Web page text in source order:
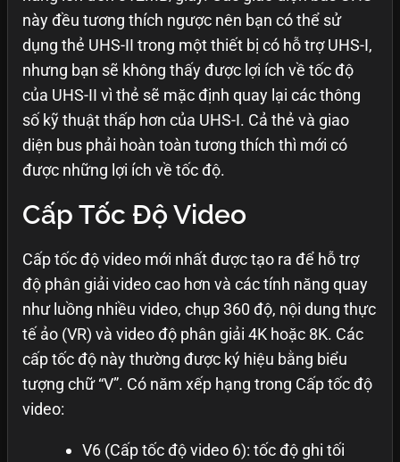
này đều tương thích ngược nên bạn có thể sử
dụng thẻ UHS-II trong một thiết bị có hỗ trợ UHS-I,
nhưng bạn sẽ không thấy được lợi ích về tốc độ
của UHS-II vì thẻ sẽ mặc định quay lại các thông
số kỹ thuật thấp hơn của UHS-I. Cả thẻ và giao
diện bus phải hoàn toàn tương thích thì mới có
được những lợi ích về tốc độ.
Cấp Tốc Độ Video
Cấp tốc độ video mới nhất được tạo ra để hỗ trợ
độ phân giải video cao hơn và các tính năng quay
như luồng nhiều video, chụp 360 độ, nội dung thực
tế ảo (VR) và video độ phân giải 4K hoặc 8K. Các
cấp tốc độ này thường được ký hiệu bằng biểu
tượng chữ “V”. Có năm xếp hạng trong Cấp tốc độ
video:
V6 (Cấp tốc độ video 6): tốc độ ghi tối